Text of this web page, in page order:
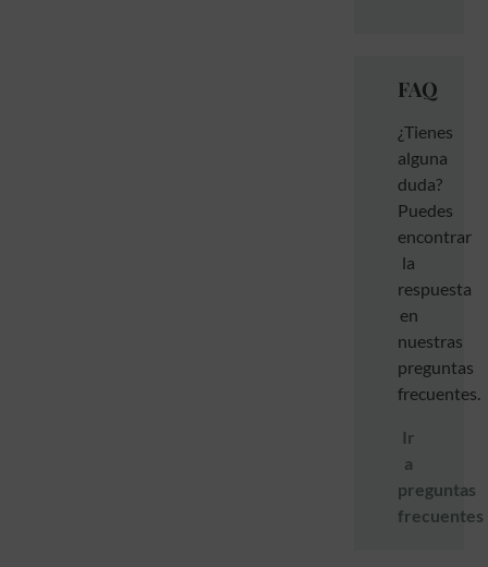
FAQ
¿Tienes
alguna
duda?
Puedes
encontrar
la
respuesta
en
nuestras
preguntas
frecuentes.
Ir
a
preguntas
frecuentes